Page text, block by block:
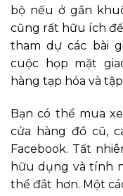
bộ nếu ở gần
cũng rất hữu ích
tham dự các bài
cuộc họp mặt
hàng tạp hóa và
Bạn có thể mua
cửa hàng đồ cũ,
Facebook. Tất
hữu dụng và tính
thể đắt hơn. Một